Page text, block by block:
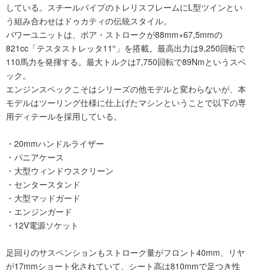
している。スチールパイプのトレリスフレームにL型ツインとい
う組み合わせはドゥカティの伝統スタイル。
パワーユニットは、ボア・ストロークが88mm×67,5mmの
821cc「テスタストレッタ11°」を搭載。最高出力は9,250回転で
110馬力を発揮する。最大トルクは7,750回転で89Nmというスペ
ック。
エンジンスペックこそはシリーズの他モデルと変わらないが、本
モデルはツーリング仕様に仕上げたマシンということで以下の専
用ディテールを採用している。
・20mmハンドルライザー
・パニアケース
・大型ウィンドウスクリーン
・センタースタンド
・大型マッドガード
・エンジンガード
・12V電源ソケット
足回りのサスペンションもストローク量がフロント40mm、リヤ
が17mmショート化されていて、シート高は810mmで足つき性